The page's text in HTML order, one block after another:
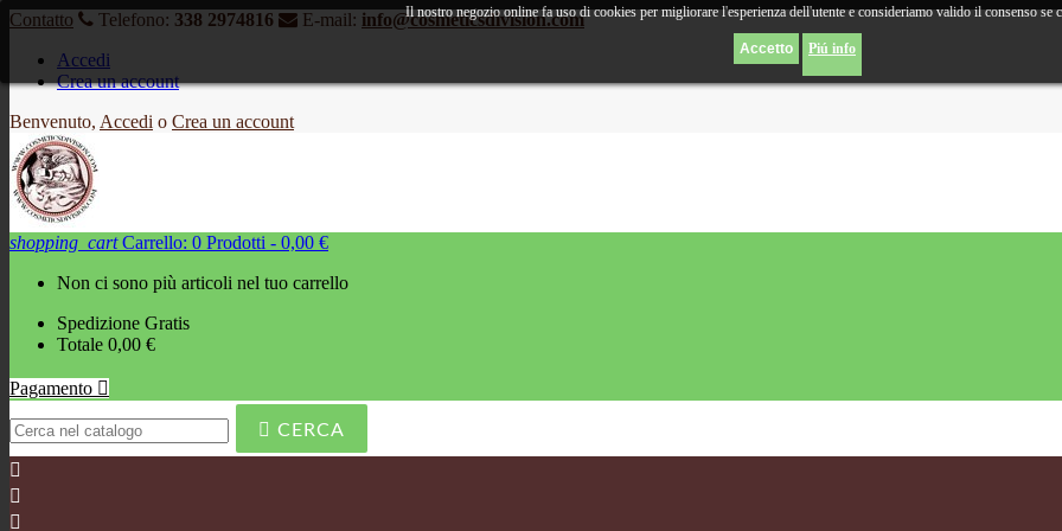
Contatto Telefono: 338 2974816 E-mail: info@cosmeticsdivision.com
Accedi
Crea un account
Benvenuto, Accedi o Crea un account
shopping_cart Carrello: 0 Prodotti - 0,00 €
Non ci sono più articoli nel tuo carrello
Spedizione Gratis
Totale 0,00 €
Pagamento 
 CERCA
Il nostro negozio online fa uso di cookies per migliorare l'esperienza dell'utente e consideriamo valido il consenso se
Piú info


